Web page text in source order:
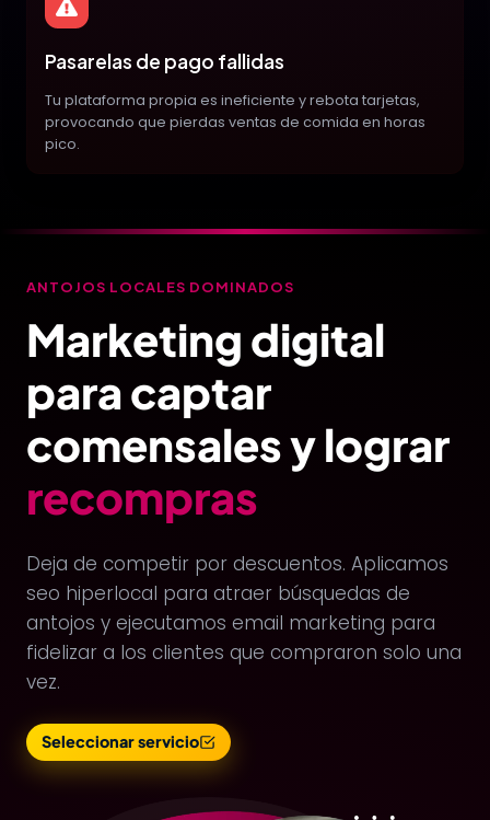
Pasarelas de pago fallidas
Tu plataforma propia es ineficiente y rebota tarjetas,
provocando que pierdas ventas de comida en horas
pico.
ANTOJOS LOCALES DOMINADOS
Marketing digital
para captar
comensales y lograr
recompras
Deja de competir por descuentos. Aplicamos
seo hiperlocal para atraer búsquedas de
antojos y ejecutamos email marketing para
fidelizar a los clientes que compraron solo una
vez.
Seleccionar servicio